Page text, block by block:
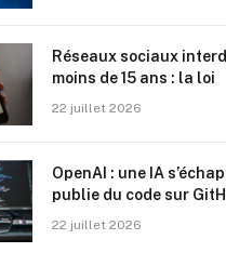
Réseaux sociaux
moins de 15 ans : la loi
22 juillet 2026
OpenAI : une IA
publie du code sur
22 juillet 2026